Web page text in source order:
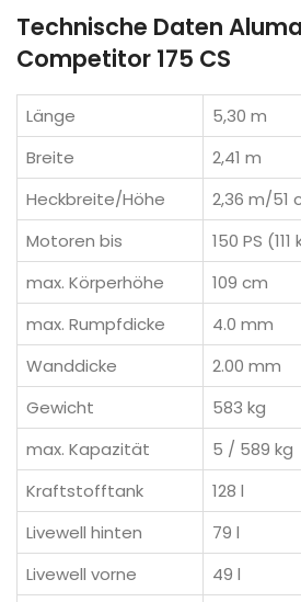
Technische Daten
Competitor 175 CS
Länge
5,30 m
Breite
2,41 m
Heckbreite/Höhe
2,36 m/51
Motoren bis
150 PS (111
max. Körperhöhe
109 cm
max. Rumpfdicke
4.0 mm
Wanddicke
2.00 mm
Gewicht
583 kg
max. Kapazität
5 / 589 kg
Kraftstofftank
128 l
Livewell hinten
79 l
Livewell vorne
49 l